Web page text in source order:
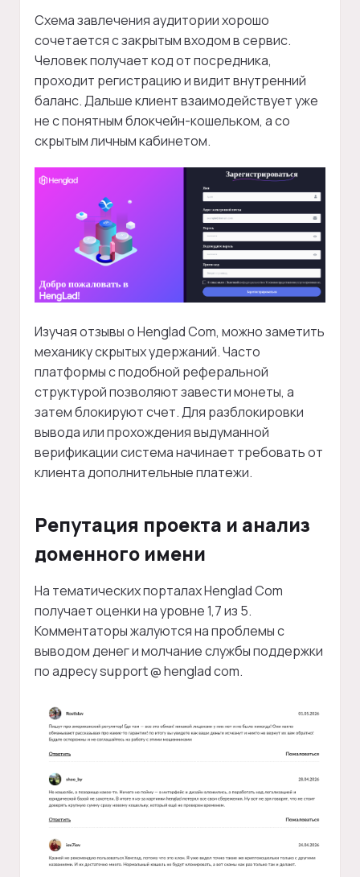
Схема завлечения аудитории хорошо
сочетается с закрытым входом в сервис.
Человек получает код от посредника,
проходит регистрацию и видит внутренний
баланс. Дальше клиент взаимодействует уже
не с понятным блокчейн-кошельком, а со
скрытым личным кабинетом.
Изучая отзывы о Henglad Com, можно заметить
механику скрытых удержаний. Часто
платформы с подобной реферальной
структурой позволяют завести монеты, а
затем блокируют счет. Для разблокировки
вывода или прохождения выдуманной
верификации система начинает требовать от
клиента дополнительные платежи.
Репутация проекта и анализ
доменного имени
На тематических порталах Henglad Com
получает оценки на уровне 1,7 из 5.
Комментаторы жалуются на проблемы с
выводом денег и молчание службы поддержки
по адресу support @ henglad com.